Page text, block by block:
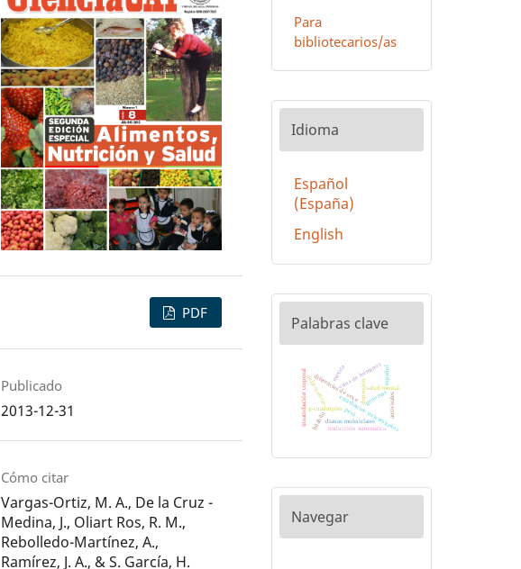
PDF
Publicado
2013-12-31
Cómo citar
Vargas-Ortiz, M. A., De la Cruz -
Medina, J., Oliart Ros, R. M.,
Rebolledo-Martínez, A.,
Ramírez, J. A., & S. García, H.
Para
bibliotecarios/as
Idioma
Español
(España)
English
Palabras clave
depresión
estudiantes universitarios
diferencias de sexo salud mental
g-cuádruples
virus de humanos
genomasantivirales
dianas moleculares
delincuencia
perú
traducción automática
hñähñu
español
insatisfacción corporal méxico
Navegar